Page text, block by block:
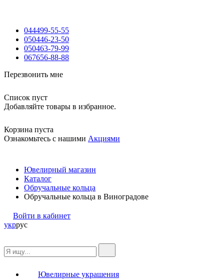
044499-55-55
050446-23-50
050463-79-99
067656-88-88
Перезвонить мне
Список пуст
Добавляйте товары в избранное.
Корзина пуста
Ознакомьтесь с нашими Акциями
Ювелирный магазин
Каталог
Обручальные кольца
Обручальные кольца в Виноградове
Войти в кабинет
укррус
Ювелирные украшения